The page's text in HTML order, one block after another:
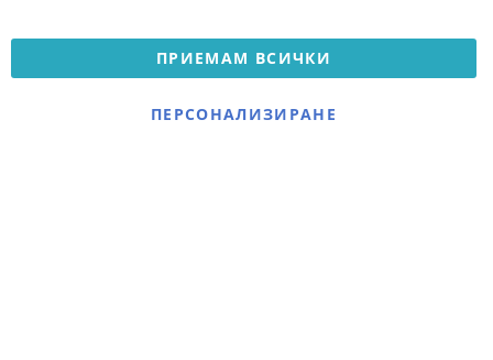
Електронен магазин
разработен и поддържан
ПРИЕМАМ ВСИЧКИ
ПЕРСОНАЛИЗИРАНЕ